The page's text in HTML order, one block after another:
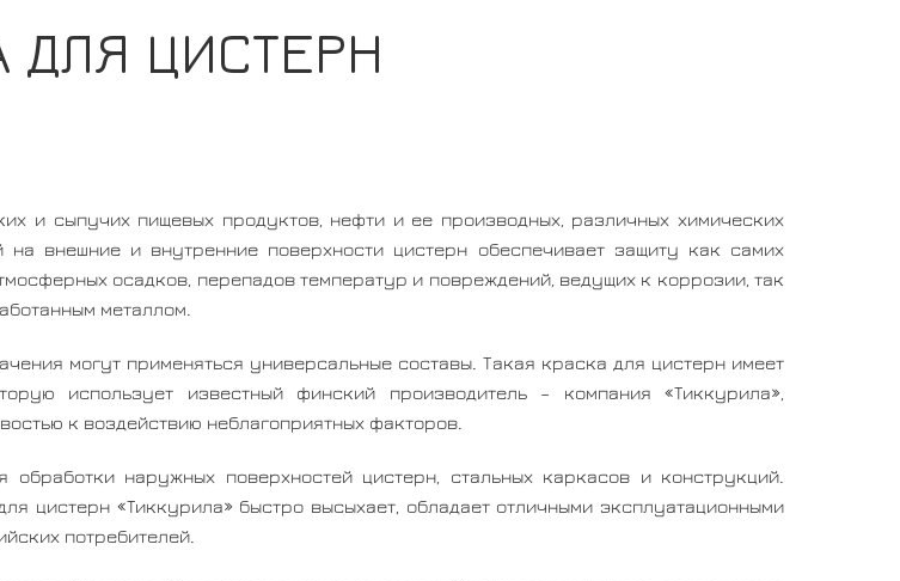
ДЛЯ ЦИСТЕРН
и сыпучих пищевых продуктов, нефти и ее производных, различных химических
внешние и внутренние поверхности цистерн обеспечивает защиту как самих
осадков, перепадов температур и повреждений, ведущих к коррозии, так
металлом.
могут применяться универсальные составы. Такая краска для цистерн имеет
использует известный финский производитель – компания «Тиккурила»,
к воздействию неблагоприятных факторов.
наружных поверхностей цистерн, стальных каркасов и конструкций.
цистерн «Тиккурила» быстро высыхает, обладает отличными эксплуатационными
потребителей.